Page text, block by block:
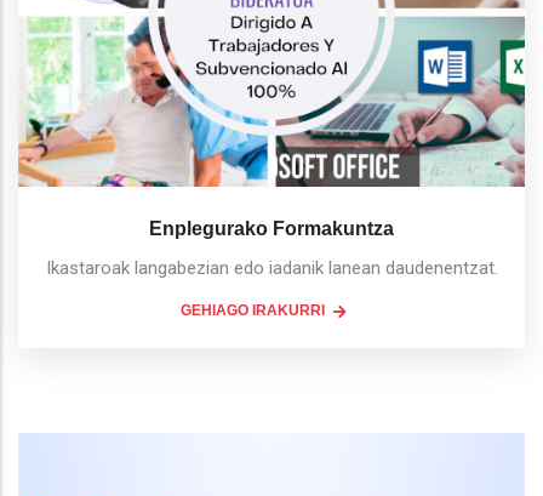
Enplegurako Formakuntza
Ikastaroak langabezian edo iadanik lanean daudenentzat.
GEHIAGO IRAKURRI